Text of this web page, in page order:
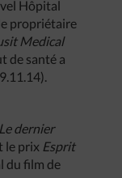
Hôpital
propriétaire
Medical
de santé a
dernier
le prix Esprit
du film de